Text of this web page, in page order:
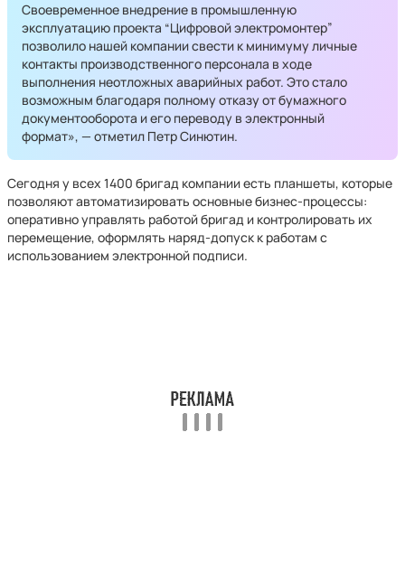
Своевременное внедрение в промышленную
эксплуатацию проекта “Цифровой электромонтер”
позволило нашей компании свести к минимуму личные
контакты производственного персонала в ходе
выполнения неотложных аварийных работ. Это стало
возможным благодаря полному отказу от бумажного
документооборота и его переводу в электронный
формат», — отметил Петр Синютин.
Сегодня у всех 1400 бригад компании есть планшеты, которые
позволяют автоматизировать основные бизнес-процессы:
оперативно управлять работой бригад и контролировать их
перемещение, оформлять наряд-допуск к работам с
использованием электронной подписи.